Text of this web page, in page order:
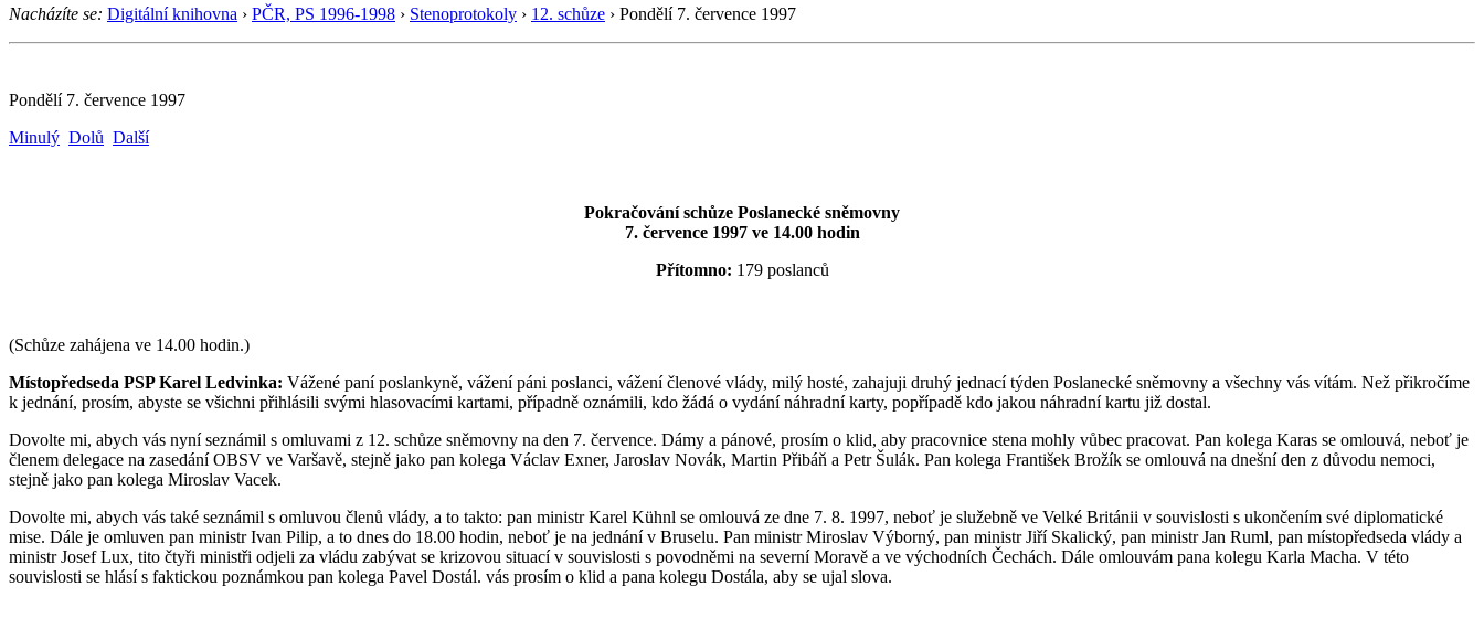
Nacházíte se: Digitální knihovna › PČR, PS 1996-1998 › Stenoprotokoly › 12. schůze › Pondělí 7. července 1997
Pondělí 7. července 1997
Minulý Dolů Další
Pokračování schůze Poslanecké sněmovny
7. července 1997 ve 14.00 hodin
Přítomno: 179 poslanců
(Schůze zahájena ve 14.00 hodin.)
Místopředseda PSP Karel Ledvinka: Vážené paní poslankyně, vážení páni poslanci, vážení členové vlády, milý hosté, zahajuji druhý jednací týden Poslanecké sněmovny a všechny vás vítám. Než přikročíme
k jednání, prosím, abyste se všichni přihlásili svými hlasovacími kartami, případně oznámili, kdo žádá o vydání náhradní karty, popřípadě kdo jakou náhradní kartu již dostal.
Dovolte mi, abych vás nyní seznámil s omluvami z 12. schůze sněmovny na den 7. července. Dámy a pánové, prosím o klid, aby pracovnice stena mohly vůbec pracovat. Pan kolega Karas se omlouvá, neboť je
členem delegace na zasedání OBSV ve Varšavě, stejně jako pan kolega Václav Exner, Jaroslav Novák, Martin Přibáň a Petr Šulák. Pan kolega František Brožík se omlouvá na dnešní den z důvodu nemoci,
stejně jako pan kolega Miroslav Vacek.
Dovolte mi, abych vás také seznámil s omluvou členů vlády, a to takto: pan ministr Karel Kühnl se omlouvá ze dne 7. 8. 1997, neboť je služebně ve Velké Británii v souvislosti s ukončením své diplomatické
mise. Dále je omluven pan ministr Ivan Pilip, a to dnes do 18.00 hodin, neboť je na jednání v Bruselu. Pan ministr Miroslav Výborný, pan ministr Jiří Skalický, pan ministr Jan Ruml, pan místopředseda vlády a
ministr Josef Lux, tito čtyři ministři odjeli za vládu zabývat se krizovou situací v souvislosti s povodněmi na severní Moravě a ve východních Čechách. Dále omlouvám pana kolegu Karla Macha. V této
souvislosti se hlásí s faktickou poznámkou pan kolega Pavel Dostál. vás prosím o klid a pana kolegu Dostála, aby se ujal slova.